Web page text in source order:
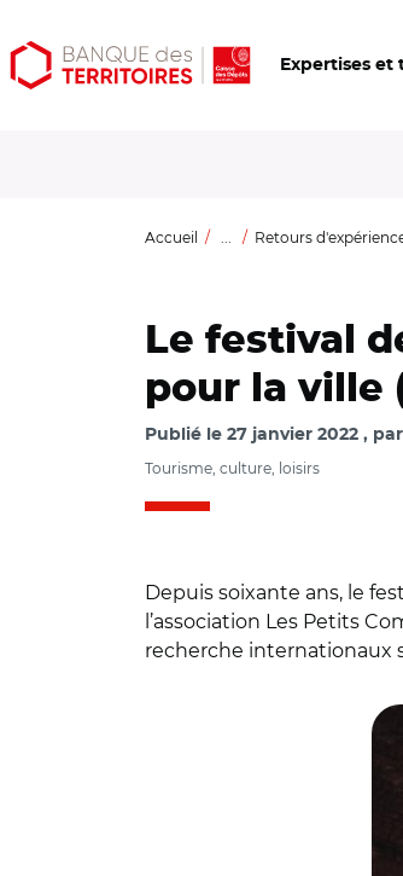
Aller
au
Aller
au
Ouvrir
les
Expertises et
Accueil ... Retours
Le festival
pour la ville
Publié le 27 janvier 2022 par
Tourisme, culture, loisirs
Depuis soixante ans, le
l’association Les Petits
recherche internationaux